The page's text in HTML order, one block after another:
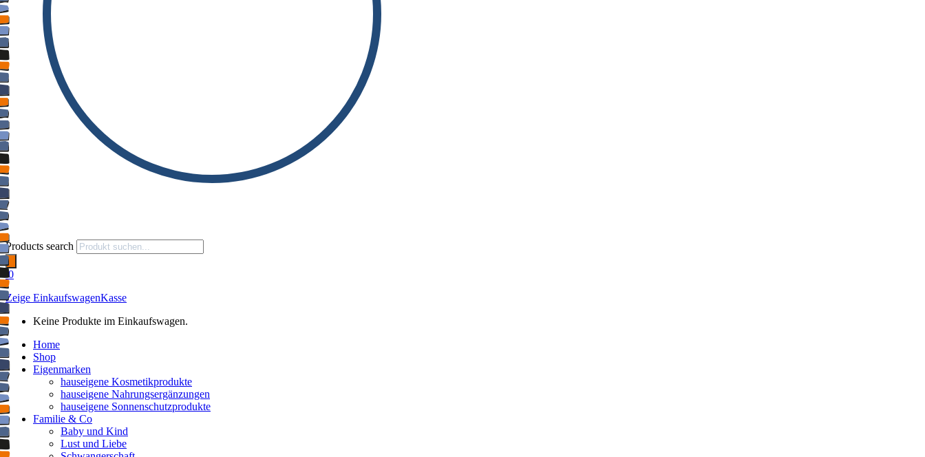
Products search
0
Zeige EinkaufswagenKasse
Keine Produkte im Einkaufswagen.
Home
Shop
Eigenmarken
hauseigene Kosmetikprodukte
hauseigene Nahrungsergänzungen
hauseigene Sonnenschutzprodukte
Familie & Co
Baby und Kind
Lust und Liebe